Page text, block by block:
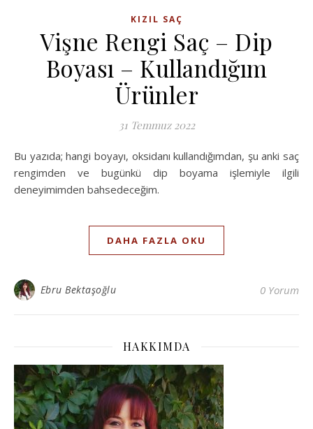
KIZIL SAÇ
Vişne Rengi Saç – Dip
Boyası – Kullandığım
Ürünler
31 Temmuz 2022
Bu yazıda; hangi boyayı, oksidanı kullandığımdan, şu anki saç
rengimden ve bugünkü dip boyama işlemiyle ilgili
deneyimimden bahsedeceğim.
DAHA FAZLA OKU
Ebru Bektaşoğlu 0 Yorum
HAKKIMDA